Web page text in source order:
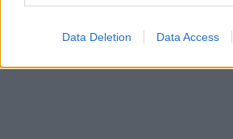
Data Deletion Data Access